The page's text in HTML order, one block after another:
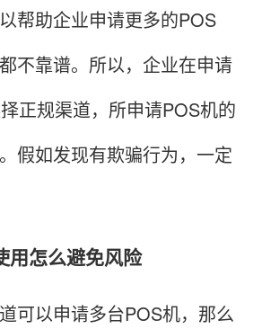
帮助企业申请更多的POS
不靠谱。所以，企业在申请
正规渠道，所申请POS机的
假如发现有欺骗行为，一定
用怎么避免风险
以申请多台POS机，那么